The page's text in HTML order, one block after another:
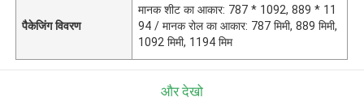
पैकेजिंग विवरण
मानक शीट का आकार: 787 * 1092, 889 * 11
94 / मानक रोल का आकार: 787 मिमी, 889 मिमी,
1092 मिमी, 1194 मिम
और देखो